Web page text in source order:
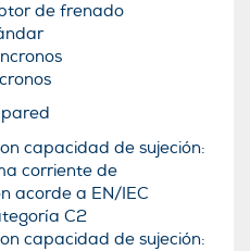
de frenado
capacidad de sujeción:
corriente de
acorde a EN/IEC
C2
capacidad de sujeción: